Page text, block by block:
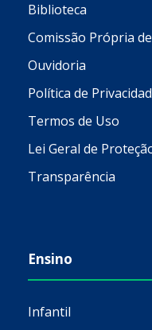
Biblioteca
Comissão Própria
Ouvidoria
Política de
Termos de Uso
Lei Geral de
Transparência
Ensino
Infantil